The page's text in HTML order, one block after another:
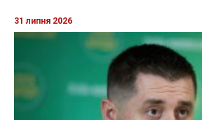
31 липня 2026